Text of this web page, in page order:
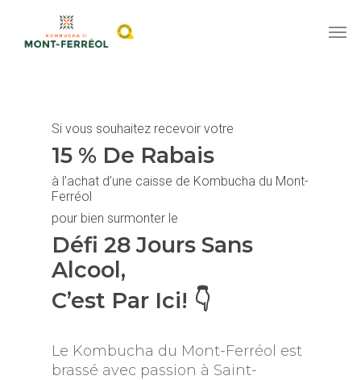
Si vous souhaitez recevoir votre
15 % De Rabais
à l’achat d’une caisse de Kombucha du Mont-
Ferréol
pour bien surmonter le
Défi 28 Jours Sans
Alcool,
C’est Par Ici! 👇
Le Kombucha du Mont-Ferréol est
brassé avec passion à Saint-